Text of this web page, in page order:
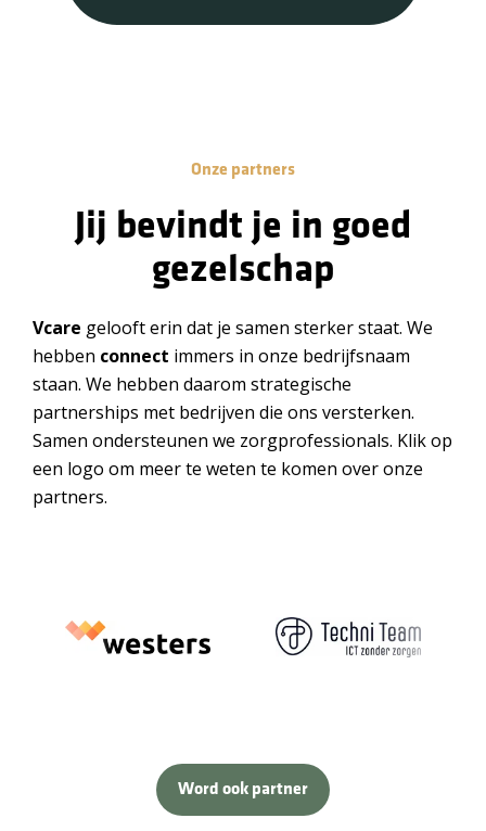
Onze partners
Jij bevindt je in goed
gezelschap
Vcare gelooft erin dat je samen sterker staat. We
hebben connect immers in onze bedrijfsnaam
staan. We hebben daarom strategische
partnerships met bedrijven die ons versterken.
Samen ondersteunen we zorgprofessionals. Klik op
een logo om meer te weten te komen over onze
partners.
Word ook partner